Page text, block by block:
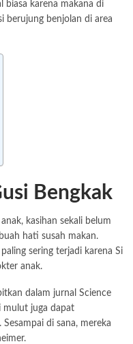
biasa karena makana di
berujung benjolan di area
Bengkak
kasihan sekali belum
hati susah makan.
sering terjadi karena Si
anak.
dalam jurnal Science
mulut juga dapat
di sana, mereka